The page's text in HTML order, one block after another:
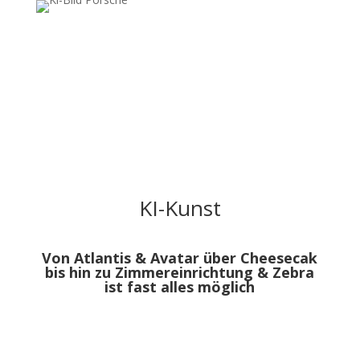
KI-Kunst
Von Atlantis & Avatar über Cheesecak
bis hin zu Zimmereinrichtung & Zebra
ist fast alles möglich